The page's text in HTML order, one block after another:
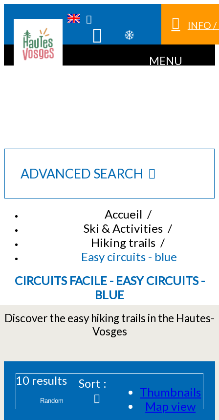
INFO
MENU
ADVANCED SEARCH
Accueil /
Ski & Activities /
Hiking trails /
Easy circuits - blue
CIRCUITS FACILE - EASY CIRCUITS -
BLUE
Discover the easy hiking trails in the Hautes-
Vosges
Thumbnails
Map view
10 results Sort :